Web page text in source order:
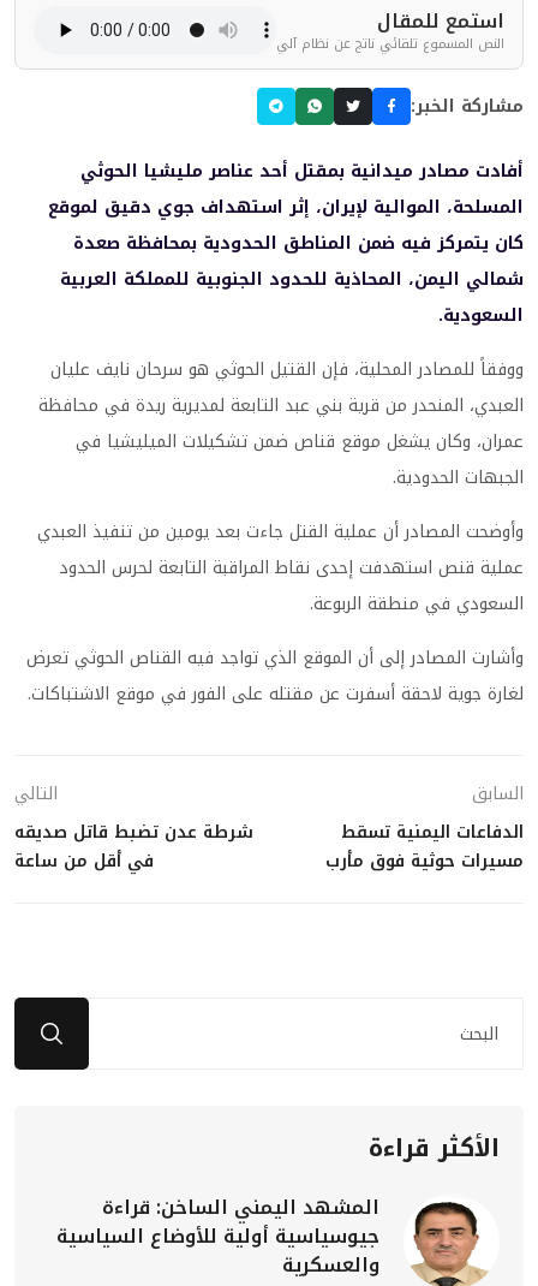
استمع للمقال
النص المسموع تلقائي ناتج عن نظام آلي
مشاركة الخبر:
أفادت مصادر ميدانية بمقتل أحد عناصر مليشيا الحوثي
المسلحة، الموالية لإيران، إثر استهداف جوي دقيق لموقع
كان يتمركز فيه ضمن المناطق الحدودية بمحافظة صعدة
شمالي اليمن، المحاذية للحدود الجنوبية للمملكة العربية
السعودية.
ووفقاً للمصادر المحلية، فإن القتيل الحوثي هو سرحان نايف عليان
العبدي، المنحدر من قرية بني عبد التابعة لمديرية ريدة في محافظة
عمران، وكان يشغل موقع قناص ضمن تشكيلات الميليشيا في
الجبهات الحدودية.
وأوضحت المصادر أن عملية القتل جاءت بعد يومين من تنفيذ العبدي
عملية قنص استهدفت إحدى نقاط المراقبة التابعة لحرس الحدود
السعودي في منطقة الربوعة.
وأشارت المصادر إلى أن الموقع الذي تواجد فيه القناص الحوثي تعرض
لغارة جوية لاحقة أسفرت عن مقتله على الفور في موقع الاشتباكات.
السابق
الدفاعات اليمنية تسقط
مسيرات حوثية فوق مأرب
التالي
شرطة عدن تضبط قاتل صديقه
في أقل من ساعة
الأكثر قراءة
المشهد اليمني الساخن: قراءة
جيوسياسية أولية للأوضاع السياسية
والعسكرية